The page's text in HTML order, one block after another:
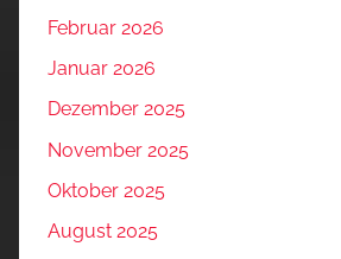
Februar 2026
Januar 2026
Dezember 2025
November 2025
Oktober 2025
August 2025